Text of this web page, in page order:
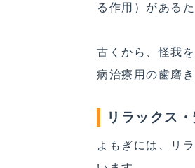
る作用）がある
古くから、怪我
病治療用の歯磨
リラックス
よもぎには、リ